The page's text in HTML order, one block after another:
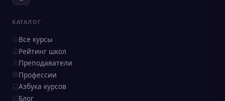
КАТАЛОГ
Все курсы
Рейтинг школ
Преподаватели
Профессии
Азбука курсов
Блог